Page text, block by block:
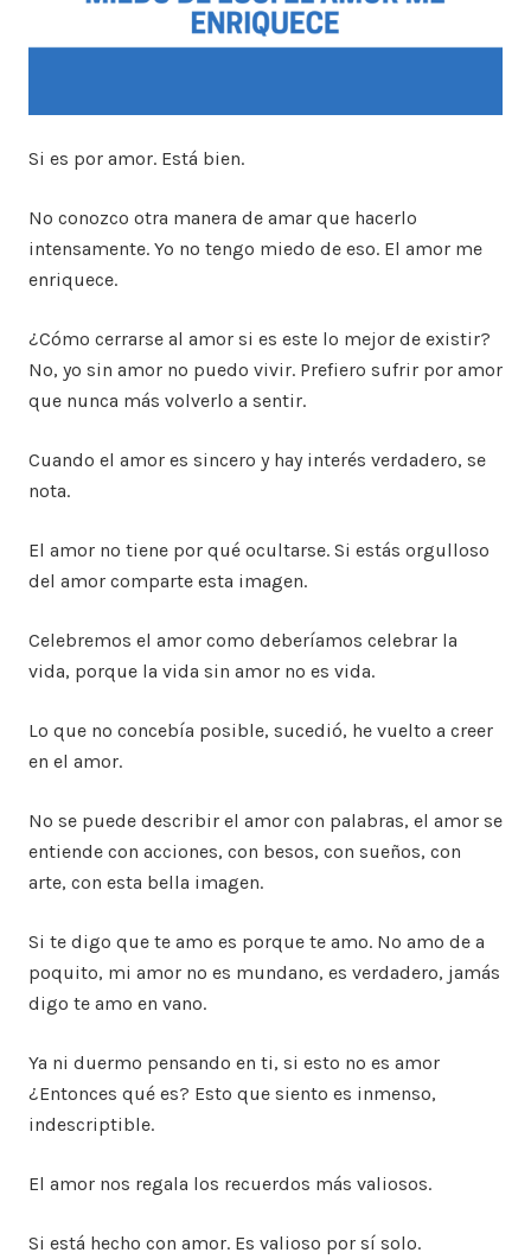
Si es por amor. Está bien.
No conozco otra manera de amar que hacerlo
intensamente. Yo no tengo miedo de eso. El amor me
enriquece.
¿Cómo cerrarse al amor si es este lo mejor de existir?
No, yo sin amor no puedo vivir. Prefiero sufrir por amor
que nunca más volverlo a sentir.
Cuando el amor es sincero y hay interés verdadero, se
nota.
El amor no tiene por qué ocultarse. Si estás orgulloso
del amor comparte esta imagen.
Celebremos el amor como deberíamos celebrar la
vida, porque la vida sin amor no es vida.
Lo que no concebía posible, sucedió, he vuelto a creer
en el amor.
No se puede describir el amor con palabras, el amor se
entiende con acciones, con besos, con sueños, con
arte, con esta bella imagen.
Si te digo que te amo es porque te amo. No amo de a
poquito, mi amor no es mundano, es verdadero, jamás
digo te amo en vano.
Ya ni duermo pensando en ti, si esto no es amor
¿Entonces qué es? Esto que siento es inmenso,
indescriptible.
El amor nos regala los recuerdos más valiosos.
Si está hecho con amor. Es valioso por sí solo.